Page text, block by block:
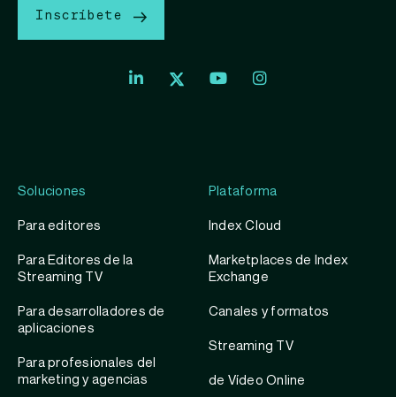
Soluciones
Para editores
Para Editores de la
Streaming TV
Para desarrolladores de
aplicaciones
Para profesionales del
marketing y agencias
Plataforma
Index Cloud
Marketplaces de Index
Exchange
Canales y formatos
Streaming TV
de Vídeo Online
Inscríbete
IndexIndex